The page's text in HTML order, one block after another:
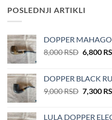
POSLEDNJI ARTIKLI
DOPPER
8,000RSD
била:
8,000
6,800
DOPPER BLACK
9,000RSD 7,300
LULA DOPPER